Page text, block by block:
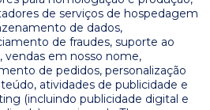
de serviços de hospedagem
de dados,
de fraudes, suporte ao
vendas em nosso nome,
de pedidos, personalização
atividades de publicidade e
(incluindo publicidade digital e